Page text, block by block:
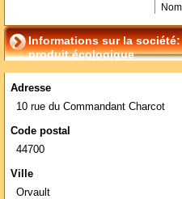
Informations sur la
produit écologique
Adresse
10 rue du Commandant Charcot
Code postal
44700
Ville
Orvault